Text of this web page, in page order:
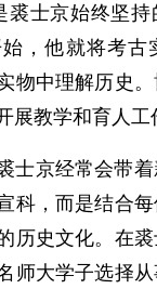
裘士京始终坚持
，他就将考古
物中理解历史。
展教学和育人工
士京经常会带
科，而是结合
历史文化。在
师大学子选择